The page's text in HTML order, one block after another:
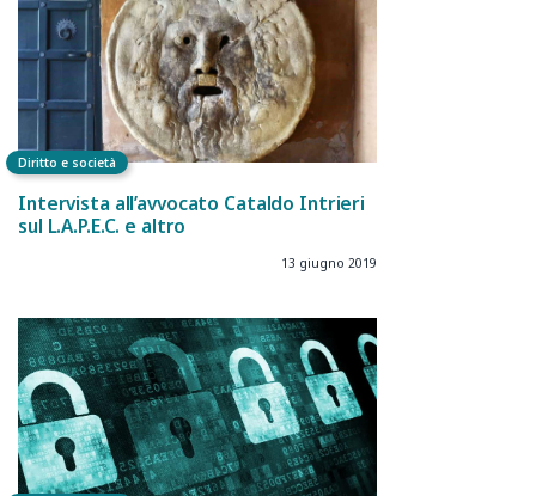
Diritto e società
Intervista all’avvocato Cataldo Intrieri
sul L.A.P.E.C. e altro
13 giugno 2019